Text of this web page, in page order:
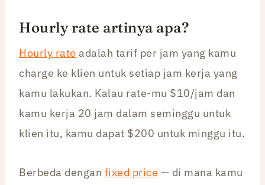
Hourly rate artinya apa?
Hourly rate adalah tarif per jam yang kamu
charge ke klien untuk setiap jam kerja yang
kamu lakukan. Kalau rate-mu $10/jam dan
kamu kerja 20 jam dalam seminggu untuk
klien itu, kamu dapat $200 untuk minggu itu.
Berbeda dengan fixed price — di mana kamu